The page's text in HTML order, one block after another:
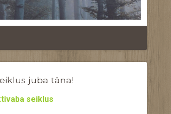
juba täna!
seiklus